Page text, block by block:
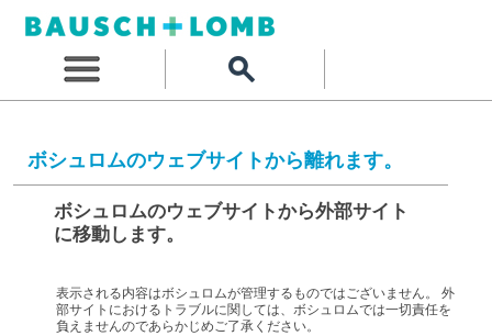
ボシュロムのウェブサイトから離れます。
ボシュロムのウェブサイトから外部サイト
に移動します。
表示される内容はボシュロムが管理するものではございません。 外
部サイトにおけるトラブルに関しては、ボシュロムでは一切責任を
負えませんのであらかじめご了承ください。